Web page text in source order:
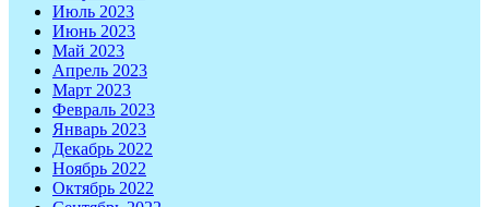
Июль 2023
Июнь 2023
Май 2023
Апрель 2023
Март 2023
Февраль 2023
Январь 2023
Декабрь 2022
Ноябрь 2022
Октябрь 2022